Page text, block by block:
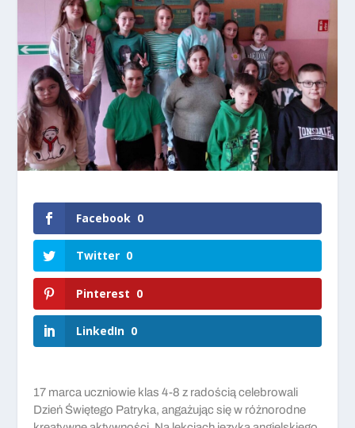
Facebook 0
Twitter 0
Pinterest 0
LinkedIn 0
17 marca uczniowie klas 4-8 z radością celebrowali
Dzień Świętego Patryka, angażując się w różnorodne